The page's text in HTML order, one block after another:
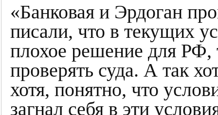
«Банковая и Эрдоган
писали, что в текущих
плохое решение для РФ,
проверять суда. А так
хотя, понятно, что
загнал себя в эти